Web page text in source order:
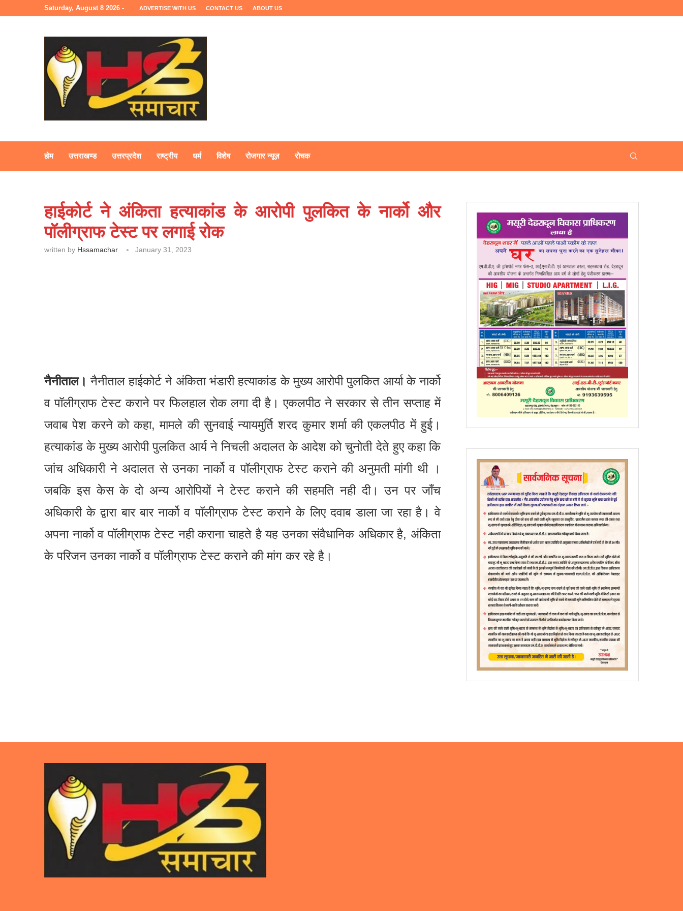
Saturday, August 8 2026 - ADVERTISE WITH US CONTACT US ABOUT US
होम उत्तराखण्ड उत्तरप्रदेश राष्ट्रीय धर्म विशेष रोजगार न्यूज़ रोचक
हाईकोर्ट ने अंकिता हत्याकांड के आरोपी पुलकित के नार्को और
पॉलीग्राफ टेस्ट पर लगाई रोक
written by Hssamachar January 31, 2023
नैनीताल। नैनीताल हाईकोर्ट ने अंकिता भंडारी हत्याकांड के मुख्य आरोपी पुलकित आर्या के नार्को
व पॉलीग्राफ टेस्ट कराने पर फिलहाल रोक लगा दी है। एकलपीठ ने सरकार से तीन सप्ताह में
जवाब पेश करने को कहा, मामले की सुनवाई न्यायमुर्ति शरद कुमार शर्मा की एकलपीठ में हुई।
हत्याकांड के मुख्य आरोपी पुलकित आर्य ने निचली अदालत के आदेश को चुनोती देते हुए कहा कि
जांच अधिकारी ने अदालत से उनका नार्को व पॉलीग्राफ टेस्ट कराने की अनुमती मांगी थी ।
जबकि इस केस के दो अन्य आरोपियों ने टेस्ट कराने की सहमति नही दी। उन पर जाँच
अधिकारी के द्वारा बार बार नार्को व पॉलीग्राफ टेस्ट कराने के लिए दवाब डाला जा रहा है। वे
अपना नार्को व पॉलीग्राफ टेस्ट नही कराना चाहते है यह उनका संवैधानिक अधिकार है, अंकिता
के परिजन उनका नार्को व पॉलीग्राफ टेस्ट कराने की मांग कर रहे है।